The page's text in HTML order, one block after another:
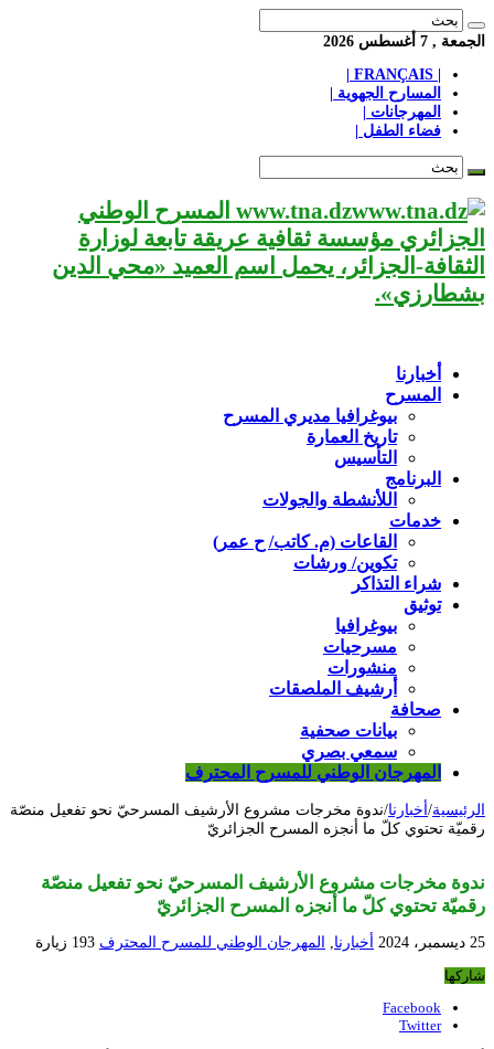
الجمعة , 7 أغسطس 2026
المسارح الجهوية |
المهرجانات |
فضاء الطفل |
www.tna.dz المسرح الوطني
الجزائري مؤسسة ثقافية عريقة تابعة لوزارة
الثقافة-الجزائر، يحمل اسم العميد «محي الدين
بشطارزي».
أخبارنا
المسرح
بيوغرافيا مديري المسرح
تاريخ العمارة
التأسيس
البرنامج
اللأنشطة والجولات
خدمات
القاعات (م. كاتب/ ح عمر)
تكوين/ ورشات
شراء التذاكر
توثيق
بيوغرافيا
مسرحيات
منشورات
أرشيف الملصقات
صحافة
بيانات صحفية
سمعي بصري
المهرجان الوطني للمسرح المحترف
الرئيسية/ أخبارنا/ندوة مخرجات مشروع الأرشيف المسرحيّ نحو تفعيل منصّة
رقميّة تحتوي كلّ ما أنجزه المسرح الجزائريّ
ندوة مخرجات مشروع الأرشيف المسرحيّ نحو تفعيل منصّة
رقميّة تحتوي كلّ ما أنجزه المسرح الجزائريّ
25 ديسمبر، 2024 أخبارنا, المهرجان الوطني للمسرح المحترف 193 زيارة
شاركها
Facebook
Twitter